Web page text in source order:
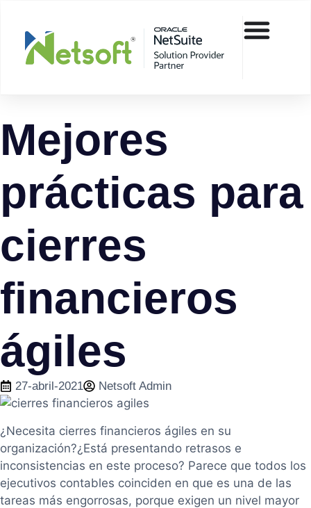
Mejores
prácticas para
cierres
financieros
ágiles
27-abril-2021 Netsoft Admin
¿Necesita cierres financieros ágiles en su
organización?¿Está presentando retrasos e
inconsistencias en este proceso? Parece que todos los
ejecutivos contables coinciden en que es una de las
tareas más engorrosas, porque exigen un nivel mayor